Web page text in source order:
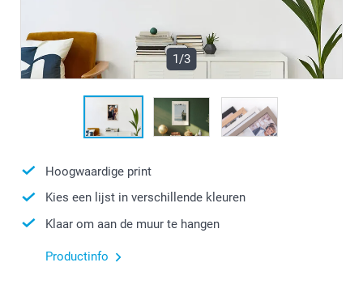
1/3
Hoogwaardige print
Kies een lijst in verschillende kleuren
Klaar om aan de muur te hangen
Productinfo